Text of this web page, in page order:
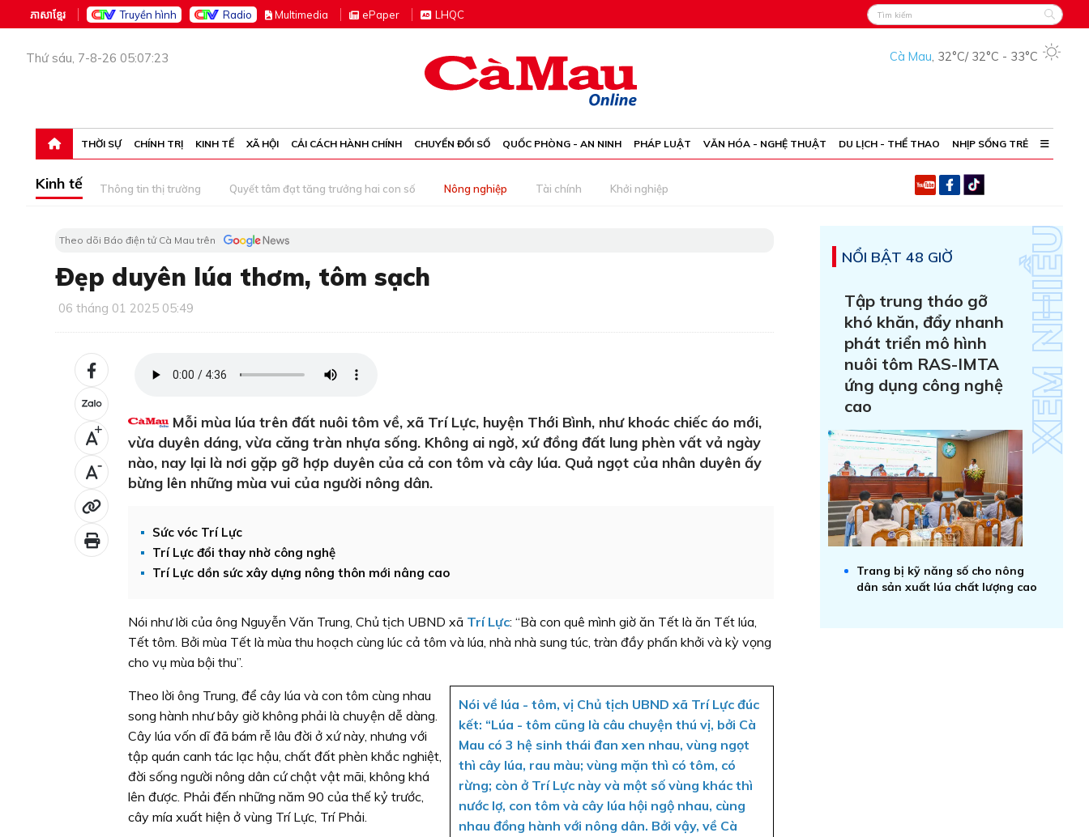
ភាសាខ្មែរ Truyền hình Radio Multimedia ePaper LHQC
Thứ sáu, 7-8-26 05:07:23 Cà Mau, 32°C/ 32°C - 33°C
THỜI SỰ CHÍNH TRỊ KINH TẾ XÃ HỘI CẢI CÁCH HÀNH CHÍNH CHUYỂN ĐỔI SỐ QUỐC PHÒNG - AN NINH PHÁP LUẬT VĂN HÓA - NGHỆ THUẬT DU LỊCH - THỂ THAO NHỊP SỐNG TRẺ
Kinh tế Thông tin thị trường Quyết tâm đạt tăng trưởng hai con số Nông nghiệp Tài chính Khởi nghiệp
Theo dõi Báo điện tử Cà Mau trên
Ðẹp duyên lúa thơm, tôm sạch
06 tháng 01 2025 05:49
+
-
Mỗi mùa lúa trên đất nuôi tôm về, xã Trí Lực, huyện Thới Bình, như khoác chiếc áo mới,
vừa duyên dáng, vừa căng tràn nhựa sống. Không ai ngờ, xứ đồng đất lung phèn vất vả ngày
nào, nay lại là nơi gặp gỡ hợp duyên của cả con tôm và cây lúa. Quả ngọt của nhân duyên ấy
bừng lên những mùa vui của người nông dân.
Sức vóc Trí Lực
Trí Lực đổi thay nhờ công nghệ
Trí Lực dồn sức xây dựng nông thôn mới nâng cao
Nói như lời của ông Nguyễn Văn Trung, Chủ tịch UBND xã Trí Lực: “Bà con quê mình giờ ăn Tết là ăn Tết lúa,
Tết tôm. Bởi mùa Tết là mùa thu hoạch cùng lúc cả tôm và lúa, nhà nhà sung túc, tràn đầy phấn khởi và kỳ vọng
cho vụ mùa bội thu”.
Nói về lúa - tôm, vị Chủ tịch UBND xã Trí Lực đúc
kết: “Lúa - tôm cũng là câu chuyện thú vị, bởi Cà
Mau có 3 hệ sinh thái đan xen nhau, vùng ngọt
thì cây lúa, rau màu; vùng mặn thì có tôm, có
rừng; còn ở Trí Lực này và một số vùng khác thì
nước lợ, con tôm và cây lúa hội ngộ nhau, cùng
nhau đồng hành với nông dân. Bởi vậy, về Cà
Theo lời ông Trung, để cây lúa và con tôm cùng nhau
song hành như bây giờ không phải là chuyện dễ dàng.
Cây lúa vốn dĩ đã bám rễ lâu đời ở xứ này, nhưng với
tập quán canh tác lạc hậu, chất đất phèn khắc nghiệt,
đời sống người nông dân cứ chật vật mãi, không khá
lên được. Phải đến những năm 90 của thế kỷ trước,
cây mía xuất hiện ở vùng Trí Lực, Trí Phải.
NỔI BẬT 48 GIỜ
Tập trung tháo gỡ
khó khăn, đẩy nhanh
phát triển mô hình
nuôi tôm RAS-IMTA
ứng dụng công nghệ
cao
Trang bị kỹ năng số cho nông
dân sản xuất lúa chất lượng cao